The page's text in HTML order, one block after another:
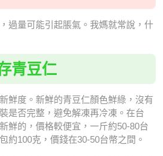
過量可能引起脹氣。我媽就常說，什
青豆仁
鮮度。新鮮的青豆仁顏色鮮綠，沒有
是否完整，避免解凍再冷凍。在台
鮮的，價格較便宜，一斤約50-80台
約100克，價錢在30-50台幣之間。